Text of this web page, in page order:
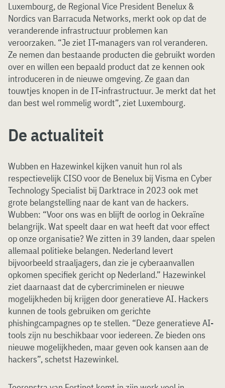
Luxembourg, de Regional Vice President Benelux &
Nordics van Barracuda Networks, merkt ook op dat de
veranderende infrastructuur problemen kan
veroorzaken. “Je ziet IT-managers van rol veranderen.
Ze nemen dan bestaande producten die gebruikt worden
over en willen een bepaald product dat ze kennen ook
introduceren in de nieuwe omgeving. Ze gaan dan
touwtjes knopen in de IT-infrastructuur. Je merkt dat het
dan best wel rommelig wordt”, ziet Luxembourg.
De actualiteit
Wubben en Hazewinkel kijken vanuit hun rol als
respectievelijk CISO voor de Benelux bij Visma en Cyber
Technology Specialist bij Darktrace in 2023 ook met
grote belangstelling naar de kant van de hackers.
Wubben: “Voor ons was en blijft de oorlog in Oekraïne
belangrijk. Wat speelt daar en wat heeft dat voor effect
op onze organisatie? We zitten in 39 landen, daar spelen
allemaal politieke belangen. Nederland levert
bijvoorbeeld straaljagers, dan zie je cyberaanvallen
opkomen specifiek gericht op Nederland.” Hazewinkel
ziet daarnaast dat de cybercriminelen er nieuwe
mogelijkheden bij krijgen door generatieve AI. Hackers
kunnen de tools gebruiken om gerichte
phishingcampagnes op te stellen. “Deze generatieve AI-
tools zijn nu beschikbaar voor iedereen. Ze bieden ons
nieuwe mogelijkheden, maar geven ook kansen aan de
hackers”, schetst Hazewinkel.